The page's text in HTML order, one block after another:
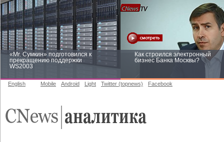
«Mr. Сумкин» подготовился к
прекращению поддержки
WS2003
Как строился электронный
бизнес Банка Москвы?
English Mobile Android Light Twitter (topnews) Facebook